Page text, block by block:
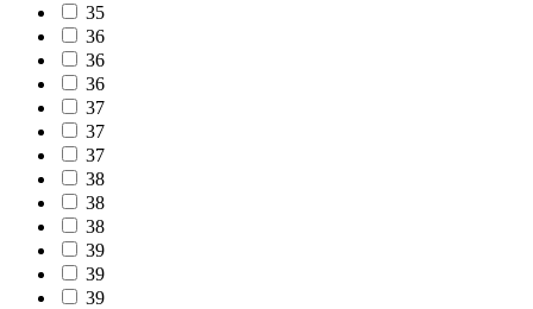
35
36
36
36
37
37
37
38
38
38
39
39
39